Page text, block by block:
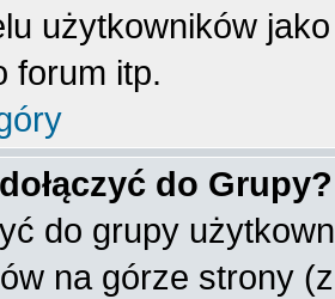
użytkowników
forum itp.
do Grupy?
do grupy
na górze strony